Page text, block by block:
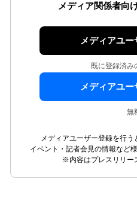
メディア関係者向
メディアユー
既に登録済み
メディアユー
無
メディアユーザー登録を行う
イベント・記者会見の情報など
※内容はプレスリリー